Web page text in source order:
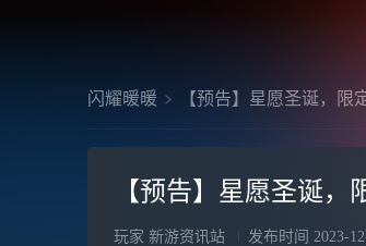
闪耀暖暖 【预告】星愿圣诞，限
【预告】星愿圣诞，
玩家 新游资讯站 发布时间 2023-